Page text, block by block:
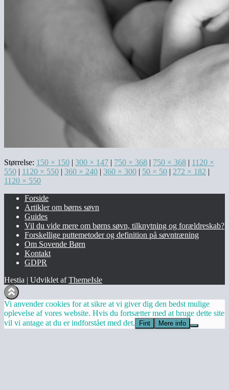
Størrelse: 150 × 150 | 300 × 147 | 750 × 368 | 750 × 368 | 1120 ×
550 | 1120 × 550 | 360 × 240 | 360 × 300 | 50 × 50 | 272 × 182 |
1120 × 550
Forside
Artikler om børns søvn
Guides
Vil du vide mere om børns søvn, tilknytning og forældreskab?​
Forskellige puttemetoder og definition på søvntræning
Om Sovende Børn
Kontakt
GDPR
Hestia | Udviklet afThemeIsle
Vi anvender cookies for at sikre at vi giver dig den bedst mulige
oplevelse af vores website. Hvis du fortsætter med at bruge dette site
vil vi antage at du er indforstået med det.
Fint Mere info